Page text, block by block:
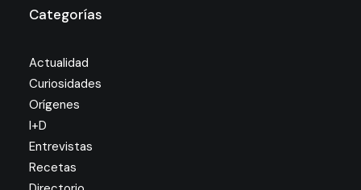
Categorías
Actualidad
Curiosidades
Orígenes
I+D
Entrevistas
Recetas